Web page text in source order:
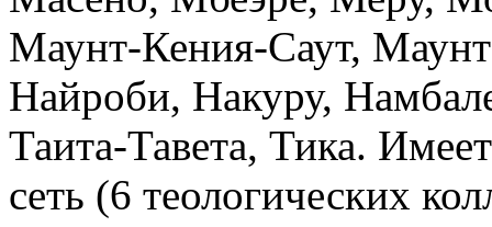
Маунт-Кения-Саут,
Найроби, Накуру,
Таита-Тавета, Тика.
сеть (6 теологических